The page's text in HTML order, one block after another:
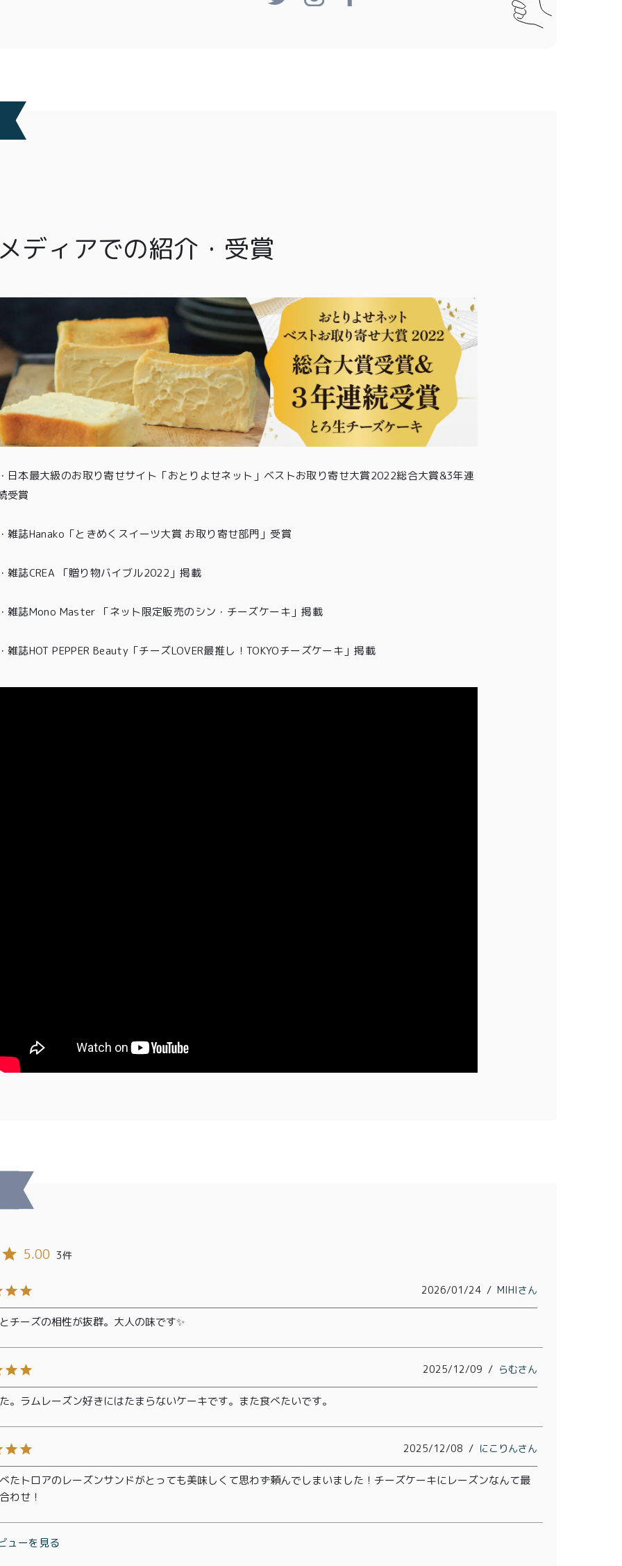
〜
商品
メンバー
読みもの
会社概要
ご利用ガ
メディアでの紹介・受賞
・ 日本最大級のお取り寄せサイト「おとりよせネット」ベストお取り寄せ大賞2022総合大賞&3年連
受賞
・ 雑誌Hanako「ときめくスイーツ大賞 お取り寄せ部門」受賞
・雑誌CREA 「贈り物バイブル2022」掲載
・雑誌Mono Master 「ネット限定販売のシン・チーズケーキ」掲載
・ 雑誌HOT PEPPER Beauty「チーズLOVER最推し！TOKYOチーズケーキ」掲載
5.00 3
MIHI
2026/01/24
チーズの相性が抜群。大人の味です✨
らむ
2025/12/09
。ラムレーズン好きにはたまらないケーキです。また食べたいです。
にこりん
2025/12/08
たトロアのレーズンサンドがとっても美味しくて思わず頼んでしまいました！チーズケーキにレーズンなんて最
わせ！
ューを見る